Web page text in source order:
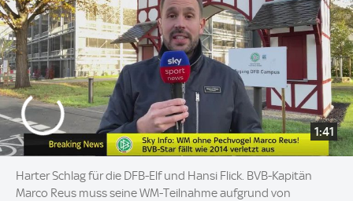
1:41
Harter Schlag für die DFB-Elf und Hansi Flick. BVB-Kapitän
Marco Reus muss seine WM-Teilnahme aufgrund von